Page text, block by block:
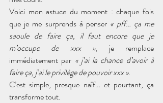
Voici mon astuce du moment : chaque fois
que je me surprends à penser « pff… ça me
saoule de faire ça, il faut encore que je
m’occupe de xxx », je remplace
immédiatement par « j’ai la chance d’avoir à
faire ça, j’ai le privilège de pouvoir xxx ».
C’est simple, presque naïf… et pourtant, ça
transforme tout.